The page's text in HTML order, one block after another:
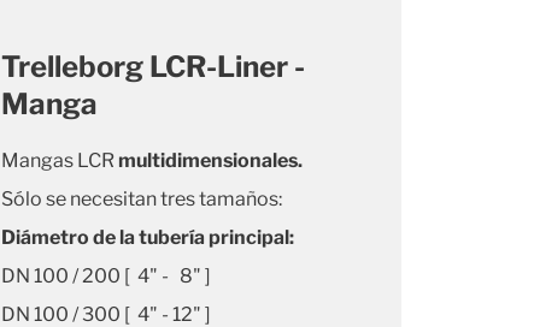
Trelleborg LCR-Liner -
Manga
Mangas LCR multidimensionales.
Sólo se necesitan tres tamaños:
Diámetro de la tubería principal:
DN 100 / 200 [ 4" - 8" ]
DN 100 / 300 [ 4" - 12" ]